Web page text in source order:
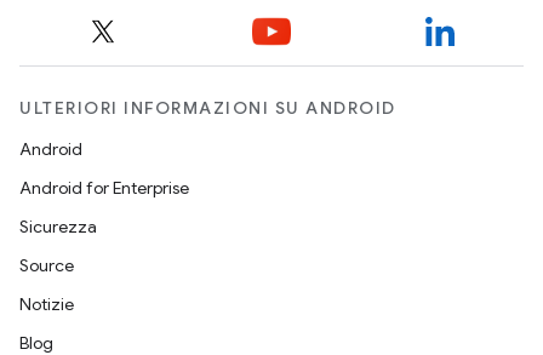
ULTERIORI INFORMAZIONI SU ANDROID
Android
Android for Enterprise
Sicurezza
Source
Notizie
Blog